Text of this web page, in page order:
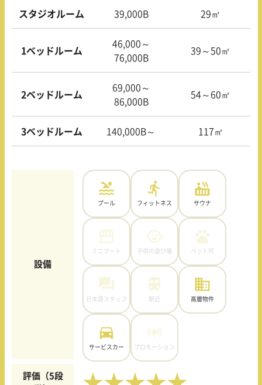
スタジオルーム 39,000B 29㎡
1ベッドルーム
46,000～
76,000B
39～50㎡
2ベッドルーム
69,000～
86,000B
54～60㎡
3ベッドルーム 140,000B～ 117㎡
設備
プール フィットネス サウナ
ミニマート 子供の遊び場 ペット可
日本語スタッフ 駅近 高層物件
サービスカー プロモーション
評価（5段